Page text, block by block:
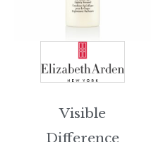
Visible
Difference